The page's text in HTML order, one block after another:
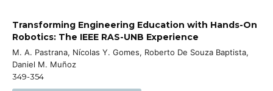
Transforming Engineering Education with Hands-On
Robotics: The IEEE RAS-UNB Experience
M. A. Pastrana, Nícolas Y. Gomes, Roberto De Souza Baptista,
Daniel M. Muñoz
349-354